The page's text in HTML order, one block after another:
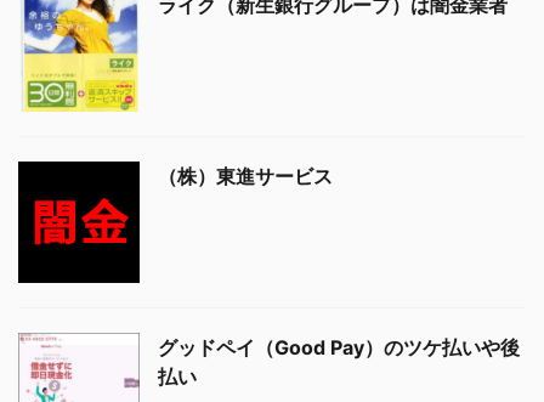
（株）東進サービス
グッドペイ（Good Pay）のツケ払いや後
払い